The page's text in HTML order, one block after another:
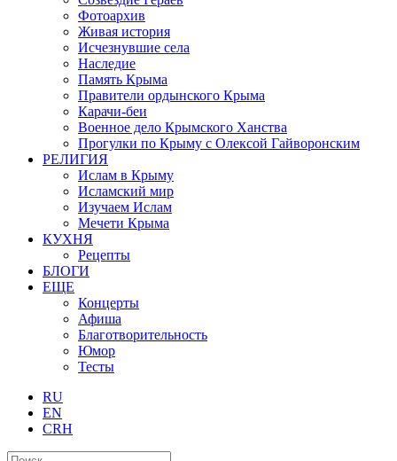
Фотоархив
Живая история
Исчезнувшие села
Наследие
Память Крыма
Правители ордынского Крыма
Карачи-беи
Военное дело Крымского Ханства
Прогулки по Крыму с Олексой Гайворонским
РЕЛИГИЯ
Ислам в Крыму
Исламский мир
Изучаем Ислам
Мечети Крыма
КУХНЯ
Рецепты
БЛОГИ
ЕЩЕ
Концерты
Афиша
Благотворительность
Юмор
Тесты
RU
EN
CRH